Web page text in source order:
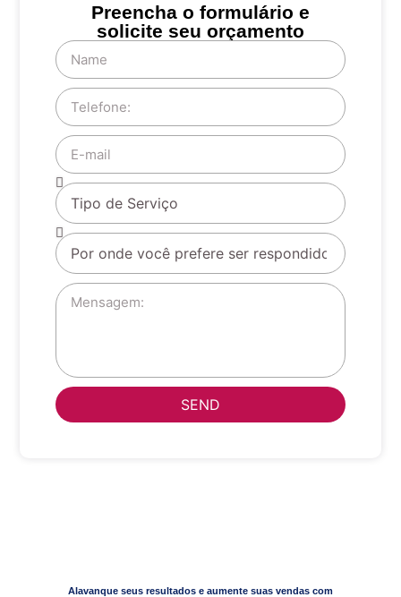
Preencha o formulário e
solicite seu orçamento
SEND
Alavanque seus resultados e aumente suas vendas com